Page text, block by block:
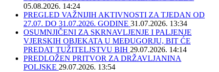
05.08.2026. 14:24
PREGLED VAŽNIJIH AKTIVNOSTI ZA TJEDAN OD
27.07. DO 31.07.2026. GODINE 31.07.2026. 13:34
OSUMNJIČENI ZA SKRNAVLJENJE I PALJENJE
VJERSKIH OBJEKATA U MEĐUGORJU, BIT ĆE
PREDAT TUŽITELJSTVU BIH 29.07.2026. 14:14
PREDLOŽEN PRITVOR ZA DRŽAVLJANINA
POLJSKE 29.07.2026. 13:54